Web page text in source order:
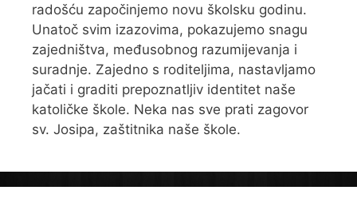
radošću započinjemo novu školsku godinu.
Unatoč svim izazovima, pokazujemo snagu
zajedništva, međusobnog razumijevanja i
suradnje. Zajedno s roditeljima, nastavljamo
jačati i graditi prepoznatljiv identitet naše
katoličke škole. Neka nas sve prati zagovor
sv. Josipa, zaštitnika naše škole.